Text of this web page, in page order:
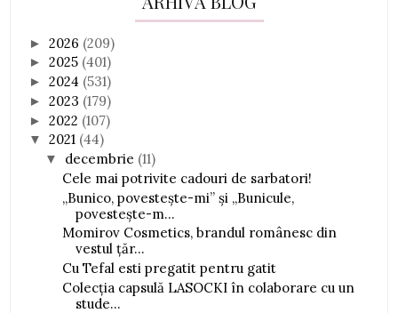
►2026 (209)
►2025 (401)
►2024 (531)
►2023 (179)
►2022 (107)
▼2021 (44)
▼ decembrie (11)
Cele mai potrivite cadouri de sarbatori!
„Bunico, povestește-mi” și „Bunicule,
povestește-m...
Momirov Cosmetics, brandul românesc din
vestul țăr...
Cu Tefal esti pregatit pentru gatit
Colecția capsulă LASOCKI în colaborare cu un
stude...